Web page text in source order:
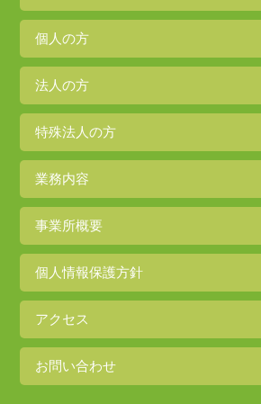
個人の方
法人の方
特殊法人の方
業務内容
事業所概要
個人情報保護方針
アクセス
お問い合わせ